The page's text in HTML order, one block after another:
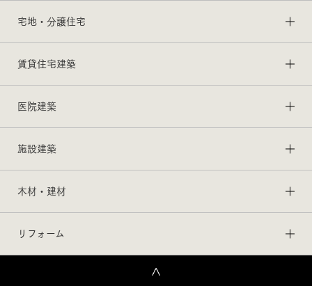
宅地・分譲住宅
賃貸住宅建築
医院建築
施設建築
木材・建材
リフォーム